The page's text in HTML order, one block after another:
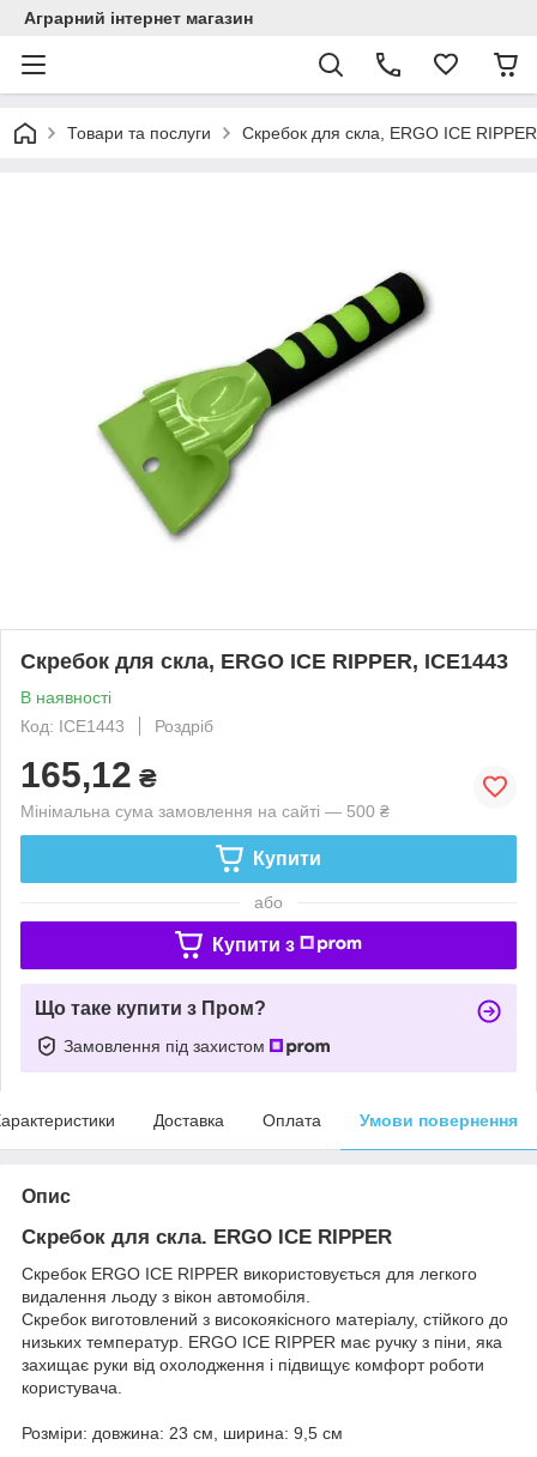
Аграрний інтернет магазин
Товари та послуги Скребок для скла, ERGO ICE
Скребок для скла, ERGO ICE RIPPER, ICE1443
В наявності
Код: ICE1443
Роздріб
165,12 ₴
Мінімальна сума замовлення на сайті — 500 ₴
Купити
або
Купити з
Що таке купити з Пром?
Замовлення під захистом
Доставка Оплата Умови повернення
Опис
Скребок для скла. ERGO ICE RIPPER
Скребок ERGO ICE RIPPER використовується для легкого
видалення льоду з вікон автомобіля.
Скребок виготовлений з високоякісного матеріалу, стійкого до
низьких температур. ERGO ICE RIPPER має ручку з піни, яка
захищає руки від охолодження і підвищує комфорт роботи
користувача.
Розміри: довжина: 23 см, ширина: 9,5 см